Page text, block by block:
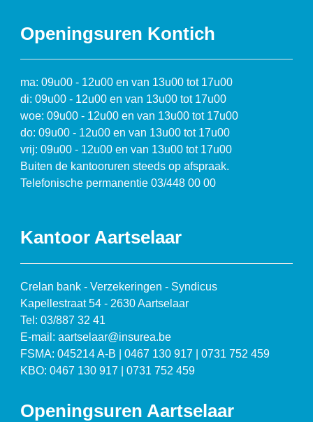
Openingsuren Kontich
ma: 09u00 - 12u00 en van 13u00 tot 17u00
di: 09u00 - 12u00 en van 13u00 tot 17u00
woe: 09u00 - 12u00 en van 13u00 tot 17u00
do: 09u00 - 12u00 en van 13u00 tot 17u00
vrij: 09u00 - 12u00 en van 13u00 tot 17u00
Buiten de kantooruren steeds op afspraak.
Telefonische permanentie 03/448 00 00
Kantoor Aartselaar
Crelan bank - Verzekeringen - Syndicus
Kapellestraat 54 - 2630 Aartselaar
Tel: 03/887 32 41
E-mail: aartselaar@insurea.be
FSMA: 045214 A-B | 0467 130 917 | 0731 752 459
KBO: 0467 130 917 | 0731 752 459
Openingsuren Aartselaar